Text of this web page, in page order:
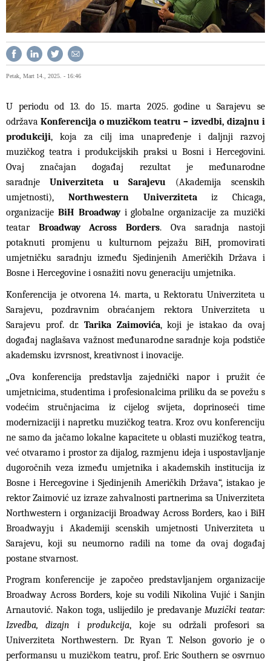
Petak, Mart 14., 2025. - 16:46
U periodu od 13. do 15. marta 2025. godine u Sarajevu se
održavaKonferencija o muzičkom teatru – izvedbi, dizajnu i
produkciji, koja za cilj ima unapređenje i daljnji razvoj
muzičkog teatra i produkcijskih praksi u Bosni i Hercegovini.
Ovaj značajan događaj rezultat je međunarodne
saradnje Univerziteta u Sarajevu (Akademija scenskih
umjetnosti), Northwestern Univerzitetaiz Chicaga,
organizacije BiH Broadwayi globalne organizacije za muzički
teatar Broadway Across Borders. Ova saradnja nastoji
potaknuti promjenu u kulturnom pejzažu BiH, promovirati
umjetničku saradnju između Sjedinjenih Američkih Država i
Bosne i Hercegovine i osnažiti novu generaciju umjetnika.
Konferencija je otvorena 14. marta, u Rektoratu Univerziteta u
Sarajevu, pozdravnim obraćanjem rektora Univerziteta u
Sarajevu prof. dr. Tarika Zaimovića, koji je istakao da ovaj
događaj naglašava važnost međunarodne saradnje koja podstiče
akademsku izvrsnost, kreativnost i inovacije.
„Ova konferencija predstavlja zajednički napor i pružit će
umjetnicima, studentima i profesionalcima priliku da se povežu s
vodećim stručnjacima iz cijelog svijeta, doprinoseći time
modernizaciji i napretku muzičkog teatra. Kroz ovu konferenciju
ne samo da jačamo lokalne kapacitete u oblasti muzičkog teatra,
već otvaramo i prostor za dijalog, razmjenu ideja i uspostavljanje
dugoročnih veza između umjetnika i akademskih institucija iz
Bosne i Hercegovine i Sjedinjenih Američkih Država“, istakao je
rektor Zaimović uz izraze zahvalnosti partnerima sa Univerziteta
Northwestern i organizaciji Broadway Across Borders, kao i BiH
Broadwayju i Akademiji scenskih umjetnosti Univerziteta u
Sarajevu, koji su neumorno radili na tome da ovaj događaj
postane stvarnost.
Program konferencije je započeo predstavljanjem organizacije
Broadway Across Borders, koje su vodili Nikolina Vujić i Sanjin
Arnautović. Nakon toga, uslijedilo je predavanjeMuzički teatar:
Izvedba, dizajn i produkcija, koje su održali profesori sa
Univerziteta Northwestern. Dr. Ryan T. Nelson govorio je o
performansu u muzičkom teatru, prof. Eric Southern se osvrnuo